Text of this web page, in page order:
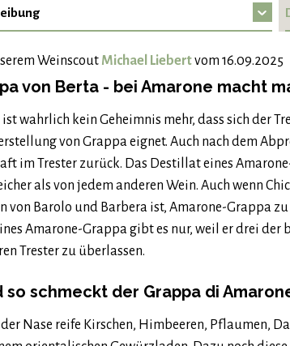
Weinscout Michael Liebertvom 16.09.2025
von Berta - bei Amarone macht
ist wahrlich kein Geheimnis mehr, dass sich der
von Grappa eignet. Auch nach dem
im Trester zurück. Das Destillat eines
als von jedem anderen Wein. Auch wenn
von Barolo und Barbera ist, Amarone-Grappa
Amarone-Grappa gibt es nur, weil er drei
Trester zu überlassen.
so schmeckt der Grappa di
der Nase reife Kirschen, Himbeeren, Pflaumen,